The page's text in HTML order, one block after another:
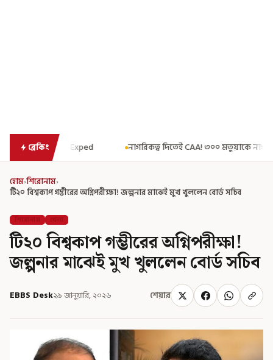
ব্রেকিং
নাগরিকত্ব দিতেই CAA! ৩০০ মতুয়াকে নাগরিকত্বের সার্টিফিকেট দিয়ে বার্তা
হোম›শিরোনাম›
টি২০ বিশ্বকাপ গম্ভীরের অগ্নিপরীক্ষা! জল্পনার মাঝেই মুখ খুললেন বোর্ড সচিব
শিরোনাম খেলা
টি২০ বিশ্বকাপ গম্ভীরের অগ্নিপরীক্ষা!
জল্পনার মাঝেই মুখ খুললেন বোর্ড সচিব
EBBS Desk২৯ জানুয়ারি, ২০২৬ শেয়ার